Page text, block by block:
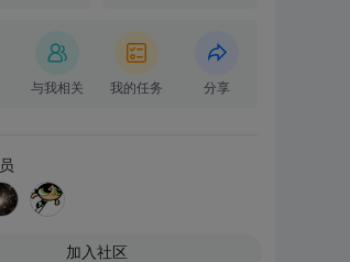
与我相关 我的任务 分享
加入社区